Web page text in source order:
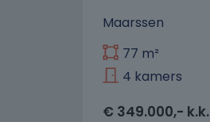
Maarssen
77 m²
4 kamers
€ 349.000,- k.k.